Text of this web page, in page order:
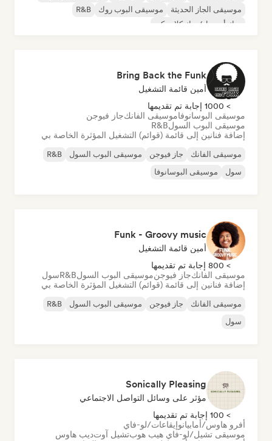
موسيقى الجاز الحديثة
موسيقى البوب روك
R&B
روك أند رول/روك كلاسيكي
Bring Back the Funk
أمين قائمة التشغيل
> 1000 إجابة تم تقديمها
موسيقى البوسانوفاموسيقى الفانكجاز فيوجن
موسيقى البوب السولR&B
إضافة فنانين إلى قائمة (قوائم) التشغيل المؤثرة الخاصة بي
موسيقى الفانك جاز فيوجن موسيقى البوب السول
R&B
سول
موسيقى البوسانوفا
Funk - Groovy music
أمين قائمة التشغيل
> 800 إجابة تم تقديمها
موسيقى الفانكجاز فيوجنموسيقى البوب السولR&Bسول
إضافة فنانين إلى قائمة (قوائم) التشغيل المؤثرة الخاصة بي
موسيقى الفانك جاز فيوجن موسيقى البوب السول
R&B
سول
Sonically Pleasing
مؤثر على وسائل التواصل الاجتماعي
> 100 إجابة تم تقديمها
أفرو هاوس/أمابيانوإيقاعات/لو-فاي
موسيقى تشيل/لو-فاي هيب هوبتشيل آوتديب هاوس